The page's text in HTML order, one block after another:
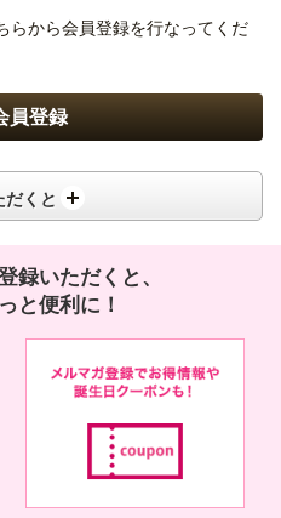
らから会員登録を行なってくだ
だくと
録いただくと、
と便利に！